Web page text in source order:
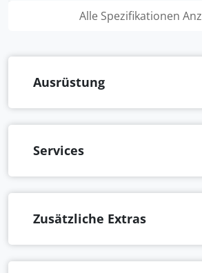
Alle Spezifikationen
Ausrüstung
Services
Zusätzliche Extras